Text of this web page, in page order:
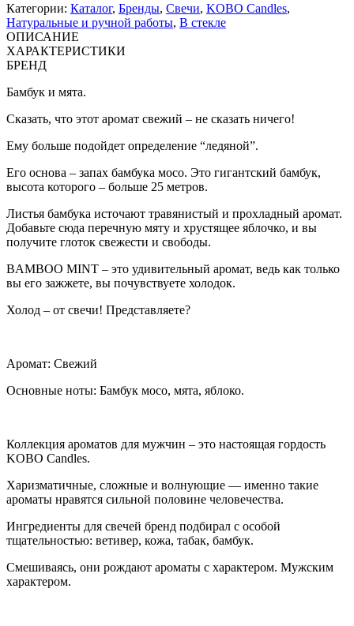
Категории: Каталог, Бренды, Свечи, KOBO Candles,
Натуральные и ручной работы, В стекле
ОПИСАНИЕ
ХАРАКТЕРИСТИКИ
БРЕНД
Бамбук и мята.
Сказать, что этот аромат свежий – не сказать ничего!
Ему больше подойдет определение “ледяной”.
Его основа – запах бамбука мосо. Это гигантский бамбук,
высота которого – больше 25 метров.
Листья бамбука источают травянистый и прохладный аромат.
Добавьте сюда перечную мяту и хрустящее яблочко, и вы
получите глоток свежести и свободы.
BAMBOO MINT – это удивительный аромат, ведь как только
вы его зажжете, вы почувствуете холодок.
Холод – от свечи! Представляете?
Аромат: Свежий
Основные ноты: Бамбук мосо, мята, яблоко.
Коллекция ароматов для мужчин – это настоящая гордость
KOBO Candles.
Харизматичные, сложные и волнующие — именно такие
ароматы нравятся сильной половине человечества.
Ингредиенты для свечей бренд подбирал с особой
тщательностью: ветивер, кожа, табак, бамбук.
Смешиваясь, они рождают ароматы с характером. Мужским
характером.